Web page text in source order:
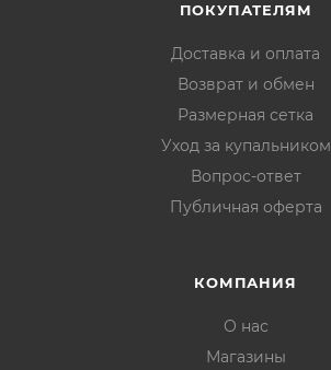
ПОКУПАТЕЛЯМ
Доставка и оплата
Возврат и обмен
Размерная сетка
Уход за купальником
Вопрос-ответ
Публичная оферта
КОМПАНИЯ
О нас
Магазины